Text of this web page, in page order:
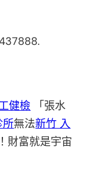
健檢 「張水
所無法新竹 入
財富就是宇宙